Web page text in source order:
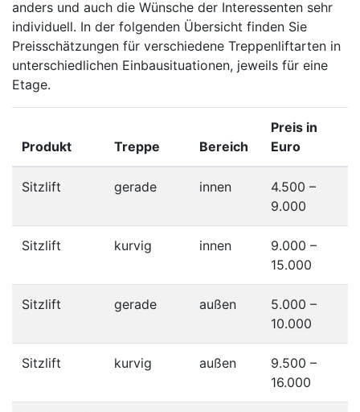
anders und auch die Wünsche der Interessenten sehr
individuell. In der folgenden Übersicht finden Sie
Preisschätzungen für verschiedene Treppenliftarten in
unterschiedlichen Einbausituationen, jeweils für eine
Etage.
Produkt Treppe Bereich
Preis in
Euro
Sitzlift gerade innen
4.500 –
9.000
Sitzlift kurvig innen
9.000 –
15.000
Sitzlift gerade außen
5.000 –
10.000
Sitzlift kurvig außen
9.500 –
16.000